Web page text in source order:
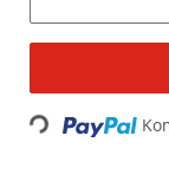
Loading...